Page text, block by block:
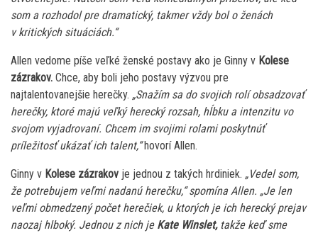
som a rozhodol pre dramatický, takmer vždy bol o ženách
v kritických situáciách.“
Allen vedome píše veľké ženské postavy ako je Ginny v Kolese
zázrakov. Chce, aby boli jeho postavy výzvou pre
najtalentovanejšie herečky. „Snažím sa do svojich rolí obsadzovať
herečky, ktoré majú veľký herecký rozsah, hĺbku a intenzitu vo
svojom vyjadrovaní. Chcem im svojimi rolami poskytnúť
príležitosť ukázať ich talent,“hovorí Allen.
Ginny v Kolese zázrakov je jednou z takých hrdiniek. „Vedel som,
že potrebujem veľmi nadanú herečku,“ spomína Allen. „Je len
veľmi obmedzený počet herečiek, u ktorých je ich herecký prejav
naozaj hlboký. Jednou z nich je Kate Winslet,takže keď sme